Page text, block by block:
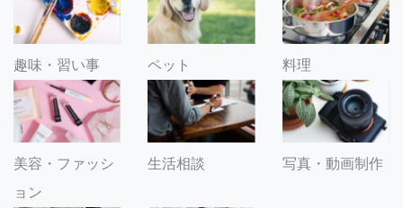
趣味・習い事 ペット 料理
美容・ファッシ
ョン
生活相談 写真・動画制作